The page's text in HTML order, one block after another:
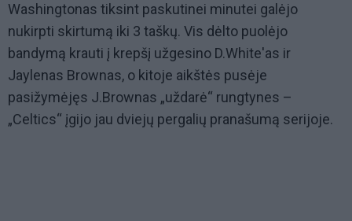
Washingtonas tiksint paskutinei minutei galėjo
nukirpti skirtumą iki 3 taškų. Vis dėlto puolėjo
bandymą krauti į krepšį užgesino D.White'as ir
Jaylenas Brownas, o kitoje aikštės pusėje
pasižymėjęs J.Brownas „uždarė“ rungtynes –
„Celtics“ įgijo jau dviejų pergalių pranašumą serijoje.